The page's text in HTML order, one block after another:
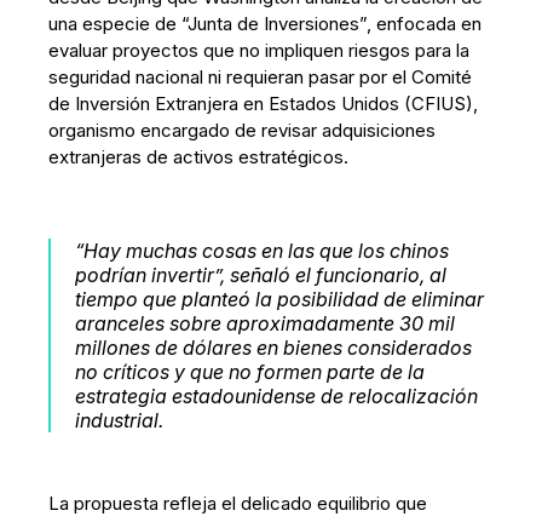
una especie de “Junta de Inversiones”, enfocada en
evaluar proyectos que no impliquen riesgos para la
seguridad nacional ni requieran pasar por el Comité
de Inversión Extranjera en Estados Unidos (CFIUS),
organismo encargado de revisar adquisiciones
extranjeras de activos estratégicos.
“Hay muchas cosas en las que los chinos
podrían invertir”, señaló el funcionario, al
tiempo que planteó la posibilidad de eliminar
aranceles sobre aproximadamente 30 mil
millones de dólares en bienes considerados
no críticos y que no formen parte de la
estrategia estadounidense de relocalización
industrial.
La propuesta refleja el delicado equilibrio que